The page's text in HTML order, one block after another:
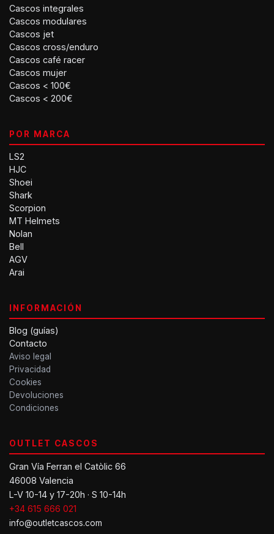
Cascos integrales
Cascos modulares
Cascos jet
Cascos cross/enduro
Cascos café racer
Cascos mujer
Cascos < 100€
Cascos < 200€
POR MARCA
LS2
HJC
Shoei
Shark
Scorpion
MT Helmets
Nolan
Bell
AGV
Arai
INFORMACIÓN
Blog (guías)
Contacto
Aviso legal
Privacidad
Cookies
Devoluciones
Condiciones
OUTLET CASCOS
Gran Vía Ferran el Catòlic 66
46008 Valencia
L-V 10-14 y 17-20h · S 10-14h
+34 615 666 021
info@outletcascos.com